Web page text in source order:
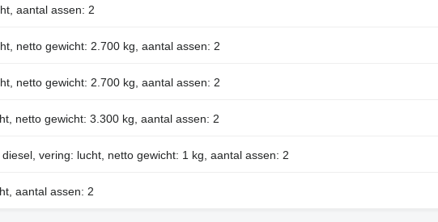
aantal assen: 2
netto gewicht: 2.700 kg, aantal assen: 2
netto gewicht: 2.700 kg, aantal assen: 2
netto gewicht: 3.300 kg, aantal assen: 2
vering: lucht, netto gewicht: 1 kg, aantal assen: 2
aantal assen: 2